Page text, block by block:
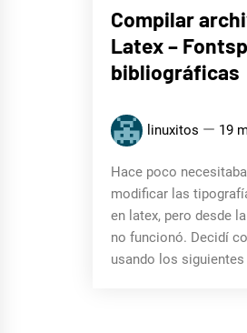
Compilar
Latex –
bibliográficas
linuxitos 19
Hace poco
modificar las
en latex, pero desde
no funcionó. Decidí
usando los